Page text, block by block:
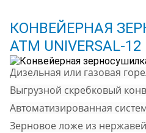
КОНВЕЙЕРНАЯ
АТМ UNIVERSAL-12
Дизельная или газовая
Выгрузной скребковый
Автоматизированная
Зерновое ложе из